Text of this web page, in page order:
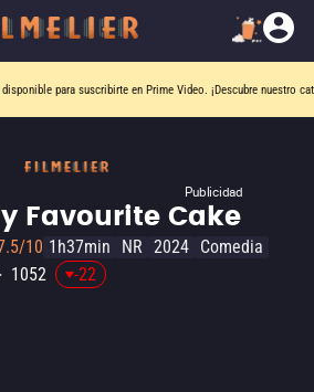
para suscribirte en Prime Video. ¡Descubre nuestro
Publicidad
Favourite Cake
10 1h37min NR 2024 Comedia
1052
-22